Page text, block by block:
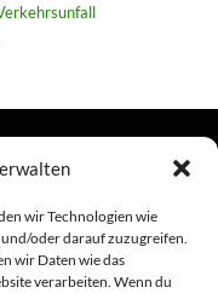
wir Technologien wie
oder darauf zuzugreifen.
wir Daten wie das
verarbeiten. Wenn du